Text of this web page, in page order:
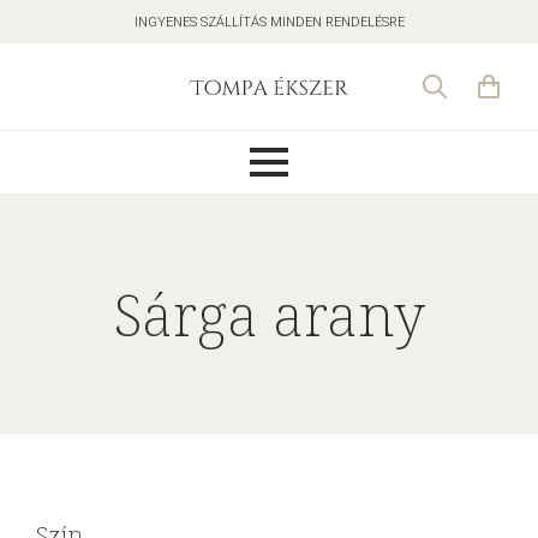
INGYENES SZÁLLÍTÁS MINDEN RENDELÉSRE
Sárga arany